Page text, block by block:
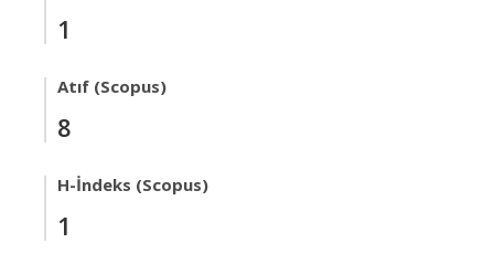
1
Atıf (Scopus)
8
H-İndeks (Scopus)
1